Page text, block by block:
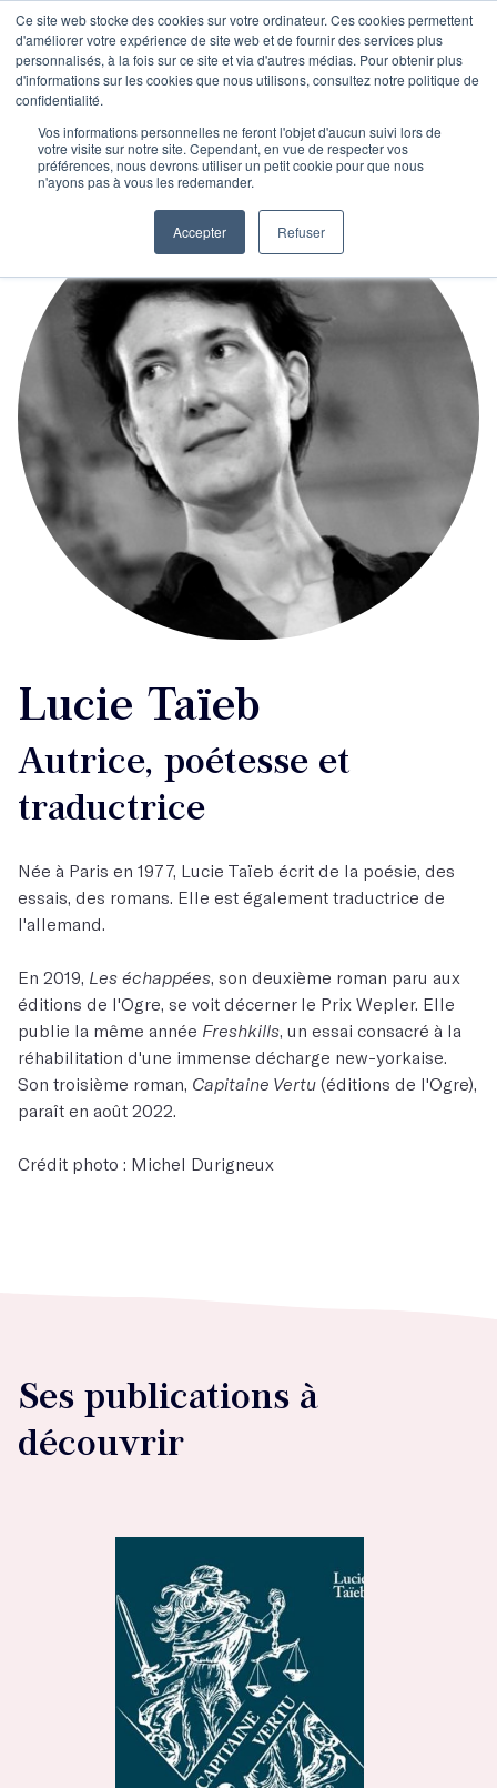
Ce site web stocke des cookies sur votre ordinateur. Ces cookies permettent
d'améliorer votre expérience de site web et de fournir des services plus
personnalisés, à la fois sur ce site et via d'autres médias. Pour obtenir plus
d'informations sur les cookies que nous utilisons, consultez notre politique de
confidentialité.
Vos informations personnelles ne feront l'objet d'aucun suivi lors de
votre visite sur notre site. Cependant, en vue de respecter vos
préférences, nous devrons utiliser un petit cookie pour que nous
n'ayons pas à vous les redemander.
Accepter Refuser
Lucie Taïeb
Autrice, poétesse et
traductrice
Née à Paris en 1977, Lucie Taïeb écrit de la poésie, des
essais, des romans. Elle est également traductrice de
l'allemand.
En 2019, Les échappées, son deuxième roman paru aux
éditions de l'Ogre, se voit décerner le Prix Wepler. Elle
publie la même année Freshkills, un essai consacré à la
réhabilitation d'une immense décharge new-yorkaise.
Son troisième roman, Capitaine Vertu (éditions de l'Ogre),
paraît en août 2022.
Crédit photo : Michel Durigneux
Ses publications à
découvrir